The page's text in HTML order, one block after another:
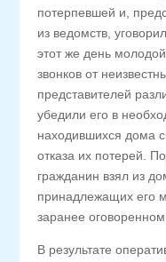
потерпевшей и,
из ведомств,
этот же день
звонков от
представителей
убедили его в
находившихся дома
отказа их потерей.
гражданин взял из
принадлежащих его
заранее
В результате